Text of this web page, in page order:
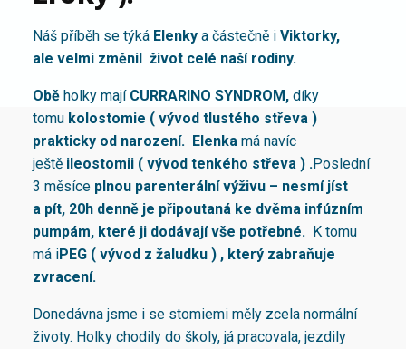
Náš příběh se týká Elenky a částečně i Viktorky,
ale velmi změnil život celé naší rodiny.
Obě holky majíCURRARINO SYNDROM, díky
tomu kolostomie ( vývod tlustého střeva )
prakticky od narození. Elenka má navíc
ještě ileostomii ( vývod tenkého střeva ) .Poslední
3 měsíce plnou parenterální výživu – nesmí jíst
a pít, 20h denně je připoutaná ke dvěma infúzním
pumpám, které ji dodávají vše potřebné. K tomu
má iPEG ( vývod z žaludku ) , který zabraňuje
zvracení.
Donedávna jsme i se stomiemi měly zcela normální
životy. Holky chodily do školy, já pracovala, jezdily